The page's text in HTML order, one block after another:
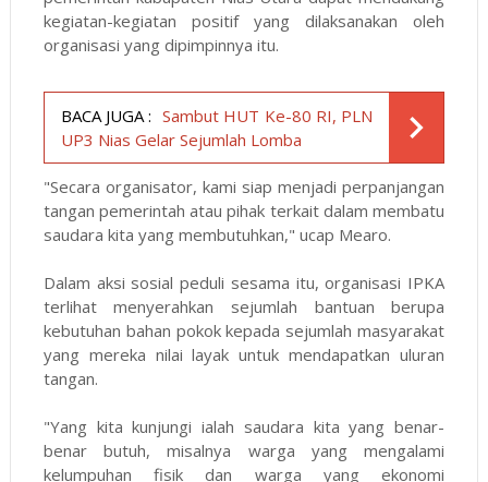
kegiatan-kegiatan positif yang dilaksanakan oleh
organisasi yang dipimpinnya itu.
BACA JUGA : Sambut HUT Ke-80 RI, PLN
UP3 Nias Gelar Sejumlah Lomba
"Secara organisator, kami siap menjadi perpanjangan
tangan pemerintah atau pihak terkait dalam membatu
saudara kita yang membutuhkan," ucap Mearo.
Dalam aksi sosial peduli sesama itu, organisasi IPKA
terlihat menyerahkan sejumlah bantuan berupa
kebutuhan bahan pokok kepada sejumlah masyarakat
yang mereka nilai layak untuk mendapatkan uluran
tangan.
"Yang kita kunjungi ialah saudara kita yang benar-
benar butuh, misalnya warga yang mengalami
kelumpuhan fisik dan warga yang ekonomi